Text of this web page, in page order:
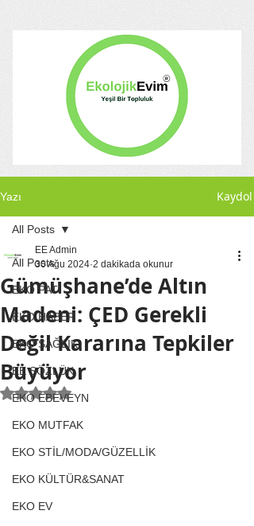
Yazı Kaydol
All Posts
EKO PATİ
EKO HABER
EKO SAĞLIK
EE SÖZLÜK
EKO EBEVEYN
EKO MUTFAK
EKO STİL/MODA/GÜZELLİK
EKO KÜLTÜR&SANAT
EKO EV
All Posts
Gümüşhane’de Altın
Madeni: ÇED Gerekli
Değil Kararına Tepkiler
Büyüyor
EE Admin
30 Ağu 2024 2 dakikada okunur
5 üzerinden NaN yıldız